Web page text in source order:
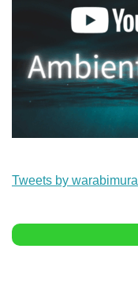
Tweets by warabimura